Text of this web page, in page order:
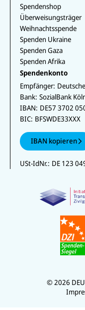
Spendenshop
Überweisungsträger
Weihnachtsspende
Spenden Ukraine
Spenden Gaza
Spenden Afrika
Spendenkonto
Empfänger:
Bank: SozialBank
IBAN: DE57 3702
BIC: BFSWDE33XXX
IBAN kopieren
USt-IdNr.: DE 123
© 2026